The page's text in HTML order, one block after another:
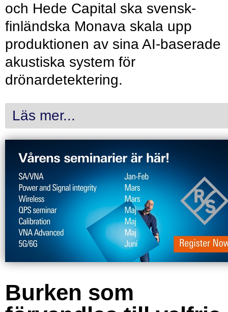
och Hede Capital ska svensk-
finländska Monava skala upp
produktionen av sina AI-baserade
akustiska system för
drönardetektering.
Läs mer...
Burken som